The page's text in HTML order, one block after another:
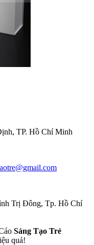
TP. Hồ Chí Minh
Trị Đông, Tp. Hồ Chí
Sáng Tạo Trẻ
quả!